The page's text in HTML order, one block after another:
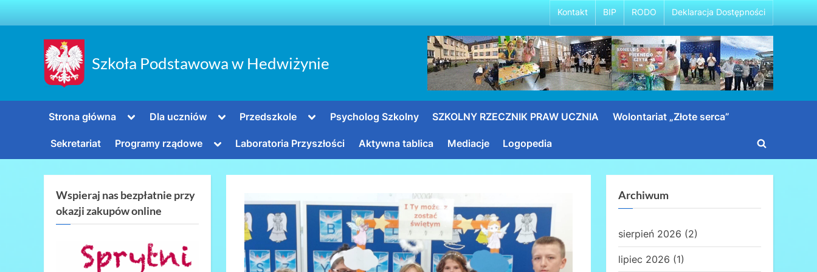
to
Kontakt BIP RODO Deklaracja Dostępności
Szkoła Podstawowa w Hedwiżynie
Strona główna
ToggleDla uczniów
TogglePrzedszkole
TogglePsycholog Szkolny SZKOLNY RZECZNIK PRAW UCZNIA Wolontariat „Złote serca”
Sekretariat Programy rządowe
Toggle
menu
Laboratoria Przyszłości Aktywna tablica Mediacje Logopedia
Toggle
Wspieraj nas bezpłatnie przy
okazji zakupów online
Archiwum
sierpień 2026 (2)
lipiec 2026 (1)